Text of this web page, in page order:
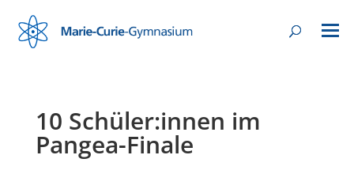
10 Schüler:innen im
Pangea-Finale